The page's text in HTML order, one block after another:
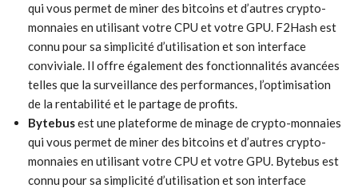
qui vous permet de miner des bitcoins et d’autres crypto-
monnaies en utilisant votre CPU et votre GPU. F2Hash est
connu pour sa simplicité d’utilisation et son interface
conviviale. Il offre également des fonctionnalités avancées
telles que la surveillance des performances, l’optimisation
de la rentabilité et le partage de profits.
Bytebusest une plateforme de minage de crypto-monnaies
qui vous permet de miner des bitcoins et d’autres crypto-
monnaies en utilisant votre CPU et votre GPU. Bytebus est
connu pour sa simplicité d’utilisation et son interface